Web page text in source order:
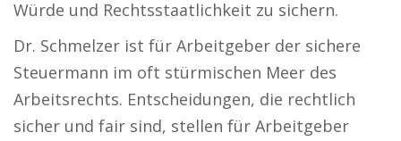
Würde und Rechtsstaatlichkeit zu sichern.
Dr. Schmelzer ist für Arbeitgeber der sichere
Steuermann im oft stürmischen Meer des
Arbeitsrechts. Entscheidungen, die rechtlich
sicher und fair sind, stellen für Arbeitgeber